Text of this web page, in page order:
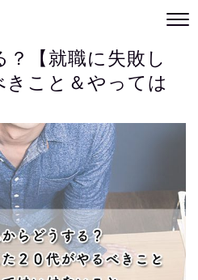
【就職に失敗し
こと＆やっては